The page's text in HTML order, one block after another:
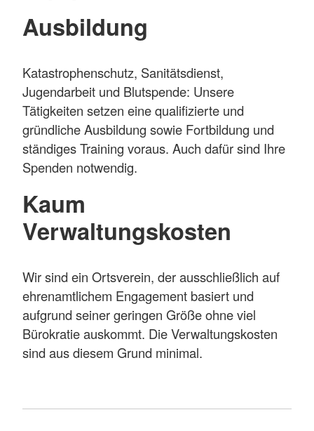
Ausbildung
Katastrophenschutz, Sanitätsdienst,
Jugendarbeit und Blutspende: Unsere
Tätigkeiten setzen eine qualifizierte und
gründliche Ausbildung sowie Fortbildung und
ständiges Training voraus. Auch dafür sind Ihre
Spenden notwendig.
Kaum
Verwaltungskosten
Wir sind ein Ortsverein, der ausschließlich auf
ehrenamtlichem Engagement basiert und
aufgrund seiner geringen Größe ohne viel
Bürokratie auskommt. Die Verwaltungskosten
sind aus diesem Grund minimal.